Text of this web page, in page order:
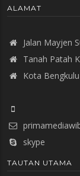
ALAMAT
Jalan Mayjen
Tanah Patah
Kota Bengkulu
skype
TAUTAN UTAMA